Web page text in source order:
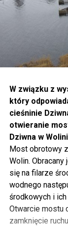
W związku z
który
cieśninie
otwieranie
Dziwna w
Most obrotowy
Wolin.
się na filarze
wodnego
środkowych i
Otwarcie mostu
zamknięcie